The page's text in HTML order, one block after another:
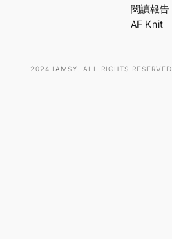
閱讀報告
AF Knit
2024 IAMSY. ALL RIGHTS RESERVED.